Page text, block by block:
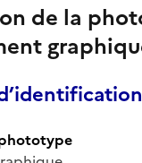
de la